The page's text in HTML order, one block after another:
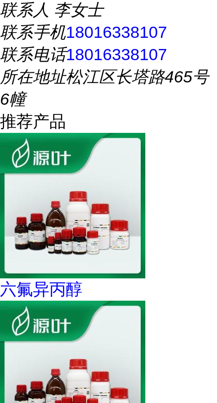
联系人 李女士
联系手机18016338107
联系电话18016338107
所在地址松江区长塔路465号
6幢
推荐产品
六氟异丙醇